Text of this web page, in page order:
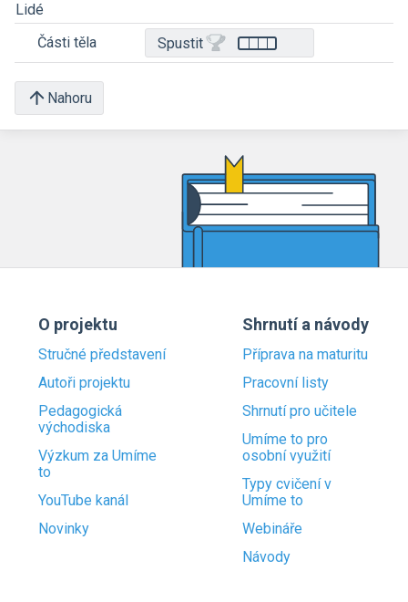
Lidé
Části těla
Spustit
Nahoru
O projektu
Stručné představení
Autoři projektu
Pedagogická
východiska
Výzkum za Umíme
to
YouTube kanál
Novinky
Shrnutí a návody
Příprava na maturitu
Pracovní listy
Shrnutí pro učitele
Umíme to pro
osobní využití
Typy cvičení v
Umíme to
Webináře
Návody